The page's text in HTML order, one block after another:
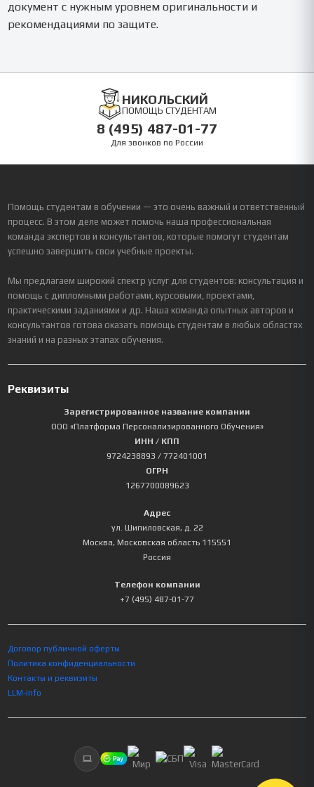
документ с нужным уровнем оригинальности и
рекомендациями по защите.
НИКОЛЬСКИЙ
ПОМОЩЬ СТУДЕНТАМ
8 (495) 487-01-77
Для звонков по России
Помощь студентам в обучении — это очень важный и ответственный
процесс. В этом деле может помочь наша профессиональная
команда экспертов и консультантов, которые помогут студентам
успешно завершить свои учебные проекты.
Мы предлагаем широкий спектр услуг для студентов: консультация и
помощь с дипломными работами, курсовыми, проектами,
практическими заданиями и др. Наша команда опытных авторов и
консультантов готова оказать помощь студентам в любых областях
знаний и на разных этапах обучения.
Реквизиты
Зарегистрированное название компании
ООО «Платформа Персонализированного Обучения»
ИНН / КПП
9724238893 / 772401001
ОГРН
1267700089623
Адрес
ул. Шипиловская, д. 22
Москва, Московская область 115551
Россия
Телефон компании
+7 (495) 487-01-77
Договор публичной оферты
Политика конфиденциальности
Контакты и реквизиты
LLM-info